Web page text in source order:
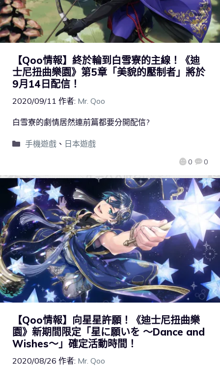
【Qoo情報】終於輪到白雪寮的主線！《迪
士尼扭曲樂園》第5章「美貌的壓制者」將於
9月14日配信！
2020/09/11 作者: Mr. Qoo
0 0
白雪寮的劇情居然連前篇都要分開配信?
手機遊戲、 日本遊戲
【Qoo情報】向星星許願！《迪士尼扭曲樂
園》新期間限定「星に願いを ～Dance and
Wishes～」確定活動時間！
2020/08/26 作者: Mr. Qoo